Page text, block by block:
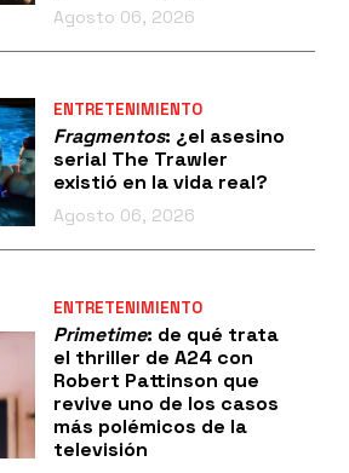
Agosto 06, 2026
ENTRETENIMIENTO
Fragmentos: ¿el asesino
serial The Trawler
existió en la vida real?
Agosto 06, 2026
ENTRETENIMIENTO
Primetime: de qué trata
el thriller de A24 con
Robert Pattinson que
revive uno de los casos
más polémicos de la
televisión